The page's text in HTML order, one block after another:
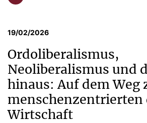
19/02/2026
Ordoliberalismus,
Neoliberalismus und
hinaus: Auf dem Weg
Wirtschaft